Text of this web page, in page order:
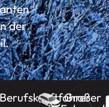
der
Berufskraftfahrer
Großer